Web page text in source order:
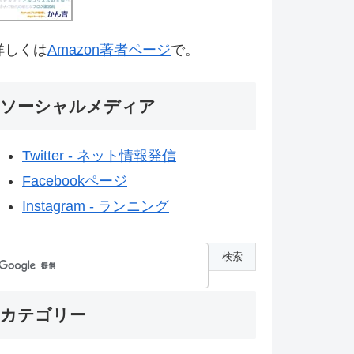
しくはAmazon著者ページで。
ソーシャルメディア
Twitter - ネット情報発信
Facebookページ
Instagram - ランニング
カテゴリー